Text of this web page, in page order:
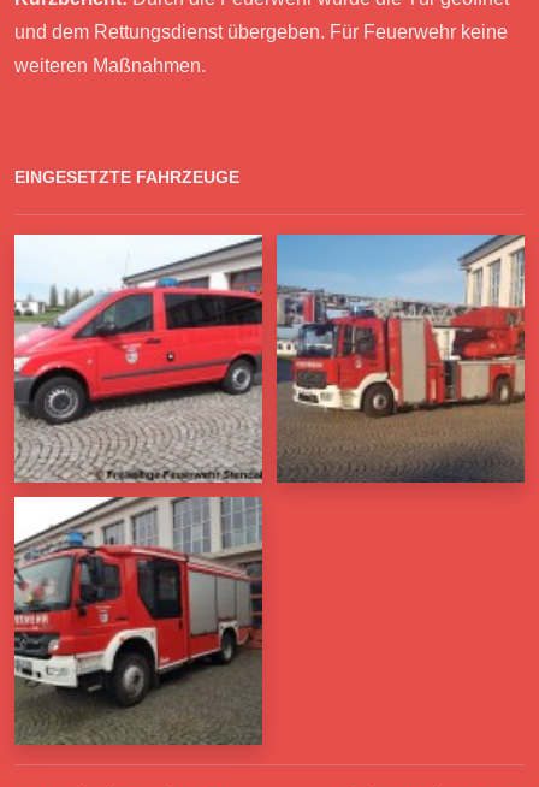
und dem Rettungsdienst übergeben. Für Feuerwehr keine
weiteren Maßnahmen.
EINGESETZTE FAHRZEUGE